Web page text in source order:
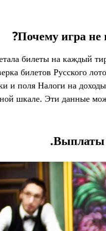
Почему игра не
билеты на каждый
билетов Русского
и поля Налоги на
шкале. Эти данные
Выплаты